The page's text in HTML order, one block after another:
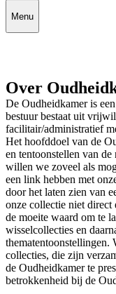
Menu
Over
De Oudheidkamer is
bestuur bestaat uit
facilitair/administratief
Het hoofddoel van de
en tentoonstellen van
willen we zoveel als
een link hebben met
door het laten zien van
onze collectie niet direct
de moeite waard om te
wisselcollecties en
thematentoonstellingen.
collecties, die zijn
de Oudheidkamer te
betrokkenheid bij de